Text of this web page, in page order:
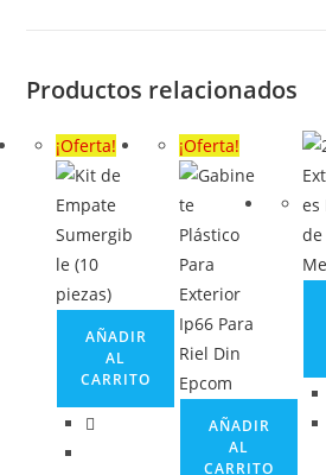
Productos relacionados
¡Oferta!
AÑADIR
AL
CARRITO
¡Oferta!
AÑADIR
AL
CARRITO